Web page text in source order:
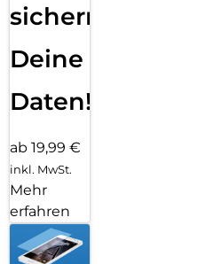
sichern
Deine
Daten!
ab 19,99 €
inkl. MwSt.
Mehr
erfahren